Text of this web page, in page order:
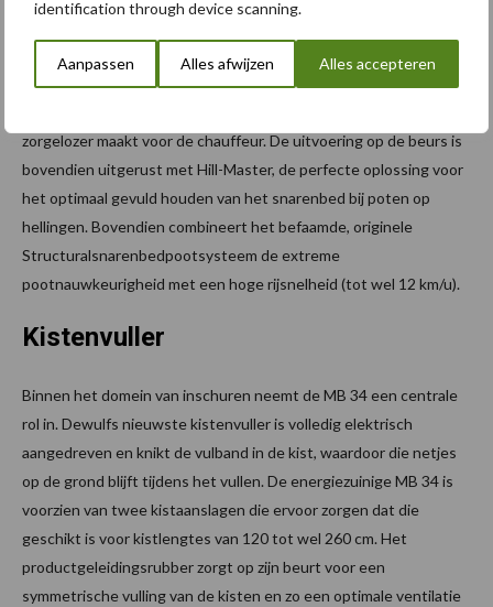
identification through device scanning.
Aanpassen Alles afwijzen Alles accepteren
Dewulf Structural 30
Daarnaast zorgt het “Wave Belt”-concept voor een golfachtig
zorgelozer maakt voor de chauffeur. De uitvoering op de beurs is
bovendien uitgerust met Hill-Master, de perfecte oplossing voor
het optimaal gevuld houden van het snarenbed bij poten op
hellingen. Bovendien combineert het befaamde, originele
Structuralsnarenbedpootsysteem de extreme
pootnauwkeurigheid met een hoge rijsnelheid (tot wel 12 km/u).
Kistenvuller
Binnen het domein van inschuren neemt de MB 34 een centrale
rol in. Dewulfs nieuwste kistenvuller is volledig elektrisch
aangedreven en knikt de vulband in de kist, waardoor die netjes
op de grond blijft tijdens het vullen. De energiezuinige MB 34 is
voorzien van twee kistaanslagen die ervoor zorgen dat die
geschikt is voor kistlengtes van 120 tot wel 260 cm. Het
productgeleidingsrubber zorgt op zijn beurt voor een
symmetrische vulling van de kisten en zo een optimale ventilatie